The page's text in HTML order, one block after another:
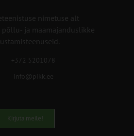
nimetuse alt
põllu- ja maamajanduslikke
+372 5201078
info@pikk.ee
Kirjuta meile!